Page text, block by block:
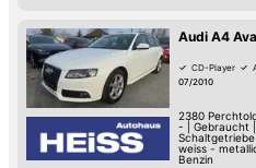
Audi A4
CD-Player
07/2010
2380
-
Gebraucht
Schaltgetriebe
weiss -
Benzin